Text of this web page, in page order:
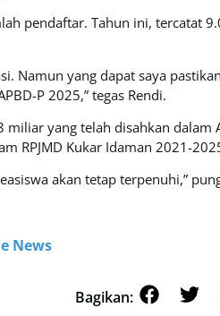
pendaftar. Tahun ini, tercatat
Namun yang dapat saya
P 2025,” tegas Rendi.
miliar yang telah disahkan dalam
RPJMD Kukar Idaman 2021-
akan tetap terpenuhi,”
News
Bagikan: